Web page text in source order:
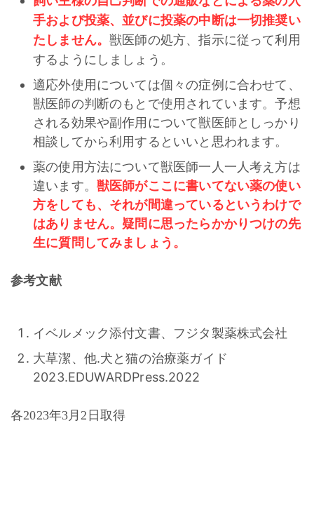
手および投薬、並びに投薬の中断は一切推奨い
たしません。獣医師の処方、指示に従って利用
するようにしましょう。
適応外使用については個々の症例に合わせて、
獣医師の判断のもとで使用されています。予想
される効果や副作用について獣医師としっかり
相談してから利用するといいと思われます。
薬の使用方法について獣医師一人一人考え方は
違います。 獣医師がここに書いてない薬の使い
方をしても、 それが間違っているというわけで
はありません。疑問に思ったらかかりつけの先
生に質問してみましょう。
参考文献
イベルメック添付文書、フジタ製薬株式会社
大草潔、他.犬と猫の治療薬ガイド
2023.EDUWARDPress.2022
各2023年3月2日取得